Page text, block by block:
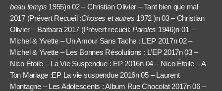
beau temps 1955)n 02 – Christian Olivier – Tant bien que mal
2017 (Prévert Recueil :Choses et autres 1972 )n 03 – Christian
Olivier – Barbara 2017 (Prévert recueil: Paroles 1946)n 01 –
Michel & Yvette – Un Amour Sans Tache : L’EP 2017n 02 –
Michel & Yvette – Les Bonnes Résolutions : L’EP 2017n 03 –
Nico Étoile – La Vie Suspendue : EP 2016n 04 – Nico Étoile – A
Ton Mariage :EP La vie suspendue 2016n 05 – Laurent
Montagne – Les Adolescents : Album Rue Chocolat 2017n 06 –